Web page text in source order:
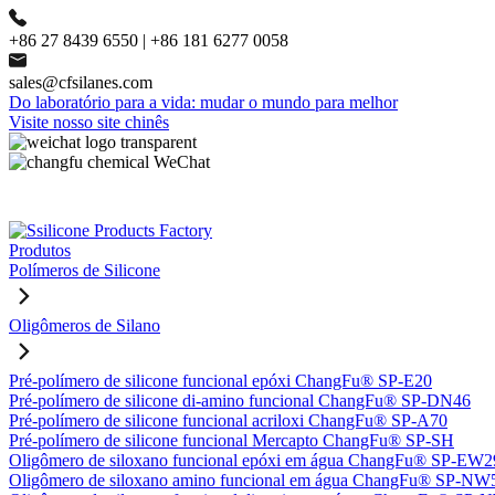
+86 27 8439 6550 | +86 181 6277 0058
sales@cfsilanes.com
Do laboratório para a vida: mudar o mundo para melhor
Visite nosso site chinês
Produtos
Polímeros de Silicone
Oligômeros de Silano
Pré-polímero de silicone funcional epóxi ChangFu® SP-E20
Pré-polímero de silicone di-amino funcional ChangFu® SP-DN46
Pré-polímero de silicone funcional acriloxi ChangFu® SP-A70
Pré-polímero de silicone funcional Mercapto ChangFu® SP-SH
Oligômero de siloxano funcional epóxi em água ChangFu® SP-
Oligômero de siloxano amino funcional em água ChangFu® SP-